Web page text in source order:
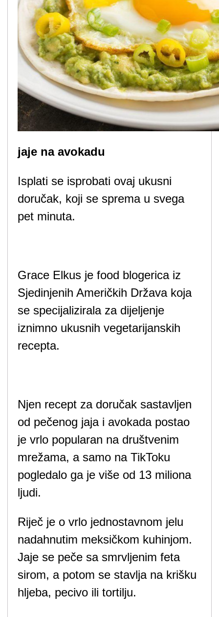
jaje na avokadu
Isplati se isprobati ovaj ukusni
doručak, koji se sprema u svega
pet minuta.
Grace Elkus je food blogerica iz
Sjedinjenih Američkih Država koja
se specijalizirala za dijeljenje
iznimno ukusnih vegetarijanskih
recepta.
Njen recept za doručak sastavljen
od pečenog jaja i avokada postao
je vrlo popularan na društvenim
mrežama, a samo na TikToku
pogledalo ga je više od 13 miliona
ljudi.
Riječ je o vrlo jednostavnom jelu
nadahnutim meksičkom kuhinjom.
Jaje se peče sa smrvljenim feta
sirom, a potom se stavlja na krišku
hljeba, pecivo ili tortilju.